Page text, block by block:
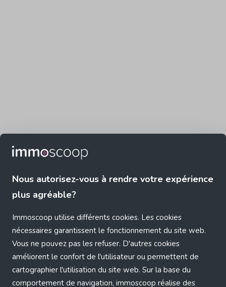
Nous autorisez-vous à rendre votre expérience
plus agréable?
Immoscoop utilise différents cookies. Les cookies
nécessaires garantissent le fonctionnement du site web.
Vous ne pouvez pas les refuser. D'autres cookies
améliorent le confort de l'utilisateur ou permettent de
cartographier l'utilisation du site web. Sur la base du
comportement de navigation, immoscoop réalise des
Application error: a client-side exception has occurred (see the
browser console for more information)